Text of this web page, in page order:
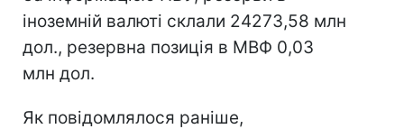
іноземній валюті склали 24273,58 млн
дол., резервна позиція в МВФ 0,03
млн дол.
Як повідомлялося раніше,